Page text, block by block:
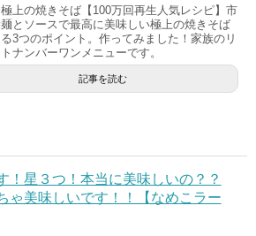
の焼きそば【100万回再生人気レシピ】市
とソースで最高に美味しい極上の焼きそば
3つのポイント。作ってみました！家族のリ
ナンバーワンメニューです。
記事を読む
！星３つ！本当に美味しいの？？
ゃ美味しいです！！【なめこラー